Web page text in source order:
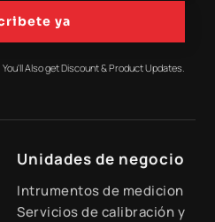
ya
Also get Discount & Product Updates.
Unidades de negocio
Intrumentos de medicion
Servicios de calibración y